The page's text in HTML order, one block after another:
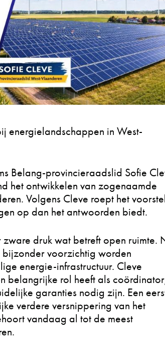
energielandschappen in West-
Belang-provincieraadslid Sofie
het ontwikkelen van zogenaamde
Volgens Cleve roept het
op dan het antwoorden biedt.
druk wat betreft open ruimte.
voorzichtig worden
energie-infrastructuur. Cleve
belangrijke rol heeft als
garanties nodig zijn. Een
verdere versnippering van het
vandaag al tot de meest